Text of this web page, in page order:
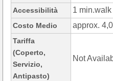
Accessibilità 1
Costo Medio approx.
Tariffa
(Coperto,
Servizio,
Antipasto)
Not